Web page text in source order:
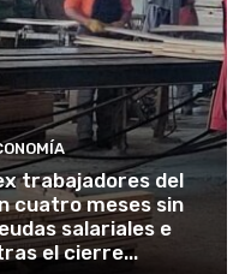
trabajadores del
cuatro meses sin
salariales e
el cierre...